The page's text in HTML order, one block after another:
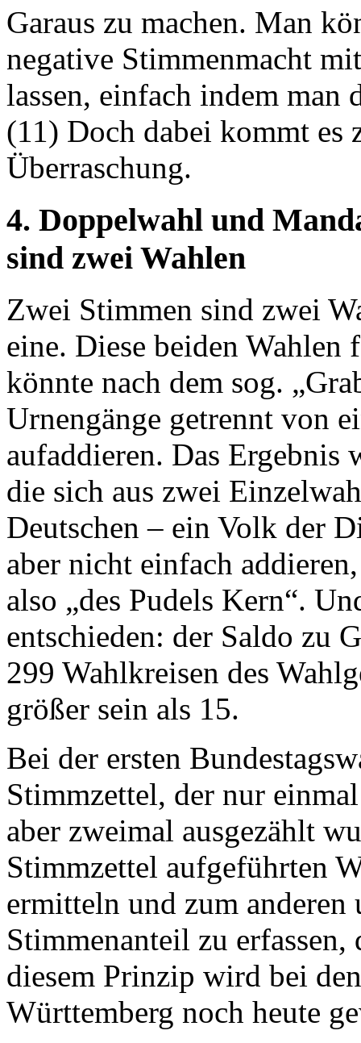
Garaus zu machen. Man
negative Stimmenmacht
lassen, einfach indem
(11) Doch dabei kommt es
Überraschung.
4. Doppelwahl und
sind zwei Wahlen
Zwei Stimmen sind zwei
eine. Diese beiden
könnte nach dem sog.
Urnengänge getrennt von
aufaddieren. Das Ergebnis
die sich aus zwei
Deutschen – ein Volk der
aber nicht einfach
also „des Pudels Kern“.
entschieden: der Saldo zu
299 Wahlkreisen des
größer sein als 15.
Bei der ersten
Stimmzettel, der nur
aber zweimal ausgezählt
Stimmzettel aufgeführten
ermitteln und zum anderen
Stimmenanteil zu
diesem Prinzip wird bei
Württemberg noch heute